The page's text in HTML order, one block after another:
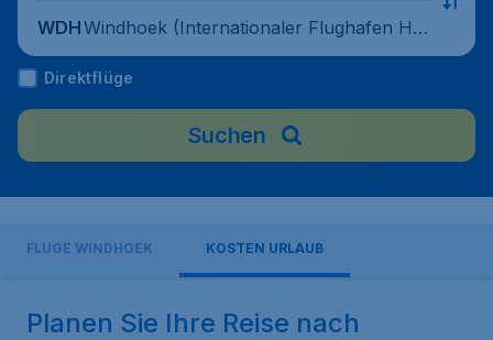
WDHWindhoek (Internationaler Flughafen Ho
sea Kutako), Namibia
Direktflüge
Suchen
FLÜGE WINDHOEK KOSTEN URLAUB
Planen Sie Ihre Reise nach